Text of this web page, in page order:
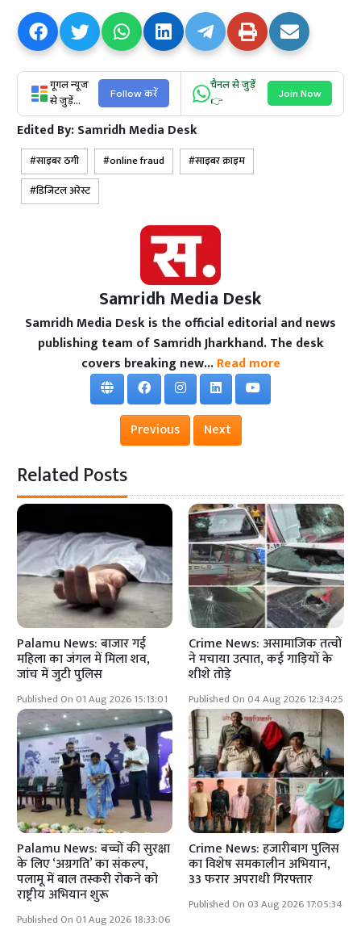
गूगल न्यूज
से जुड़ें...
Follow करें
चैनल से जुड़ें
👉
Join Now
Edited By:Samridh Media Desk
साइबर ठगी online fraud
साइबर क्राइम
डिजिटल अरेस्ट
Samridh Media Desk
Samridh Media Desk is the official editorial and news
publishing team of Samridh Jharkhand. The desk
covers breaking new... Read more
Previous Next
Related Posts
Palamu News: बाजार गई
महिला का जंगल में मिला शव,
जांच में जुटी पुलिस
Published On 01 Aug 2026 15:13:01
Crime News: असामाजिक तत्वों
ने मचाया उत्पात, कई गाड़ियों के
शीशे तोड़े
Published On 04 Aug 2026 12:34:25
Palamu News: बच्चों की सुरक्षा
के लिए ‘अग्रगति’ का संकल्प,
पलामू में बाल तस्करी रोकने को
राष्ट्रीय अभियान शुरू
Published On 01 Aug 2026 18:33:06
Crime News: हजारीबाग पुलिस
का विशेष समकालीन अभियान,
33 फरार अपराधी गिरफ्तार
Published On 03 Aug 2026 17:05:34